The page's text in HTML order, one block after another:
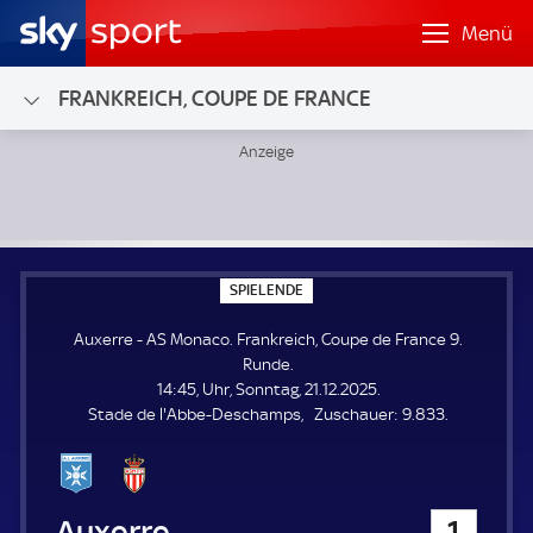
Menü
FRANKREICH, COUPE DE FRANCE
SPIELENDE
P
E
N
E
Auxerre - AS Monaco. Frankreich, Coupe de France 9.
Runde.
14:45, Uhr, Sonntag, 21.12.2025.
Stade de l'Abbe-Deschamps
Zuschauer: Z
9.833.